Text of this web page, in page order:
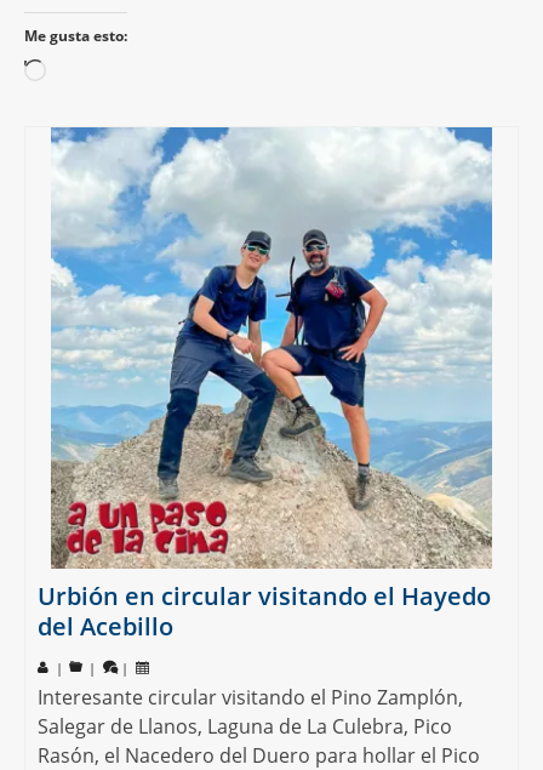
Me gusta esto:
Cargando...
Urbión en circular visitando el Hayedo
del Acebillo
| | |
Interesante circular visitando el Pino Zamplón,
Salegar de Llanos, Laguna de La Culebra, Pico
Rasón, el Nacedero del Duero para hollar el Pico